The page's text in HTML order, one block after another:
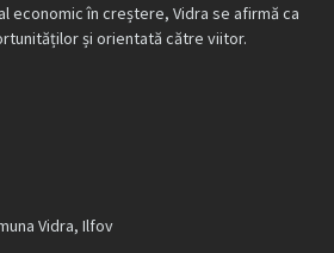
economic în creștere, Vidra se afirmă ca
și orientată către viitor.
Vidra, Ilfov